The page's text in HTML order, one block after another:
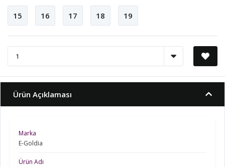
15 16 17 18 19
Ürün Açıklaması
Marka
E-Goldia
Ürün Adı